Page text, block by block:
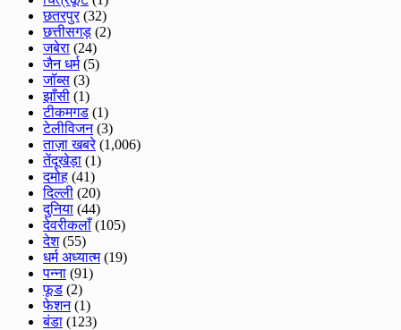
छतरपुर(32)
छत्तीसगड़ (2)
जबेरा (24)
जैन धर्म(5)
जॉब्स (3)
झाँसी (1)
टीकमगड (1)
टेलीविजन(3)
ताज़ा खबरे(1,006)
तेंदूखेड़ा (1)
दमोह (41)
दिल्ली (20)
दुनिया (44)
देवरीकलाँ(105)
देश(55)
धर्म अध्यात्म(19)
पन्ना (91)
फूड (2)
फेशन(1)
बंडा (123)